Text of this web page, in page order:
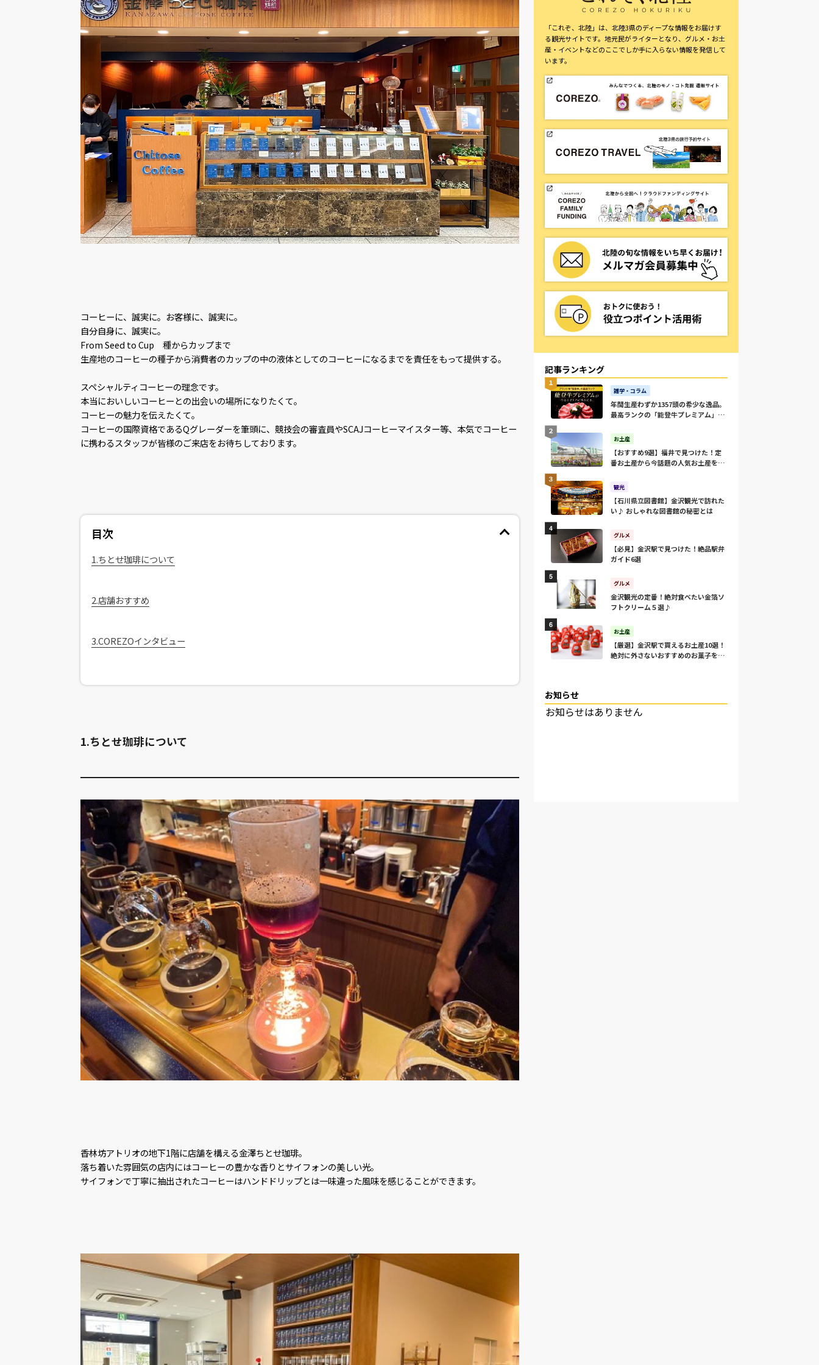
コーヒーに、誠実に。お客様に、誠実に。
自分自身に、誠実に。
From Seed to Cup 種からカップまで
生産地のコーヒーの種子から消費者のカップの中の液体としてのコーヒーになるまでを責任をもって提供する。
スペシャルティコーヒーの理念です。
本当においしいコーヒーとの出会いの場所になりたくて。
コーヒーの魅力を伝えたくて。
コーヒーの国際資格であるQグレーダーを筆頭に、競技会の審査員やSCAJコーヒーマイスター等、本気でコーヒー
に携わるスタッフが皆様のご来店をお待ちしております。
目次
1.ちとせ珈琲について
2.店舗おすすめ
3.COREZOインタビュー
1.ちとせ珈琲について
香林坊アトリオの地下1階に店舗を構える金澤ちとせ珈琲。
落ち着いた雰囲気の店内にはコーヒーの豊かな香りとサイフォンの美しい光。
サイフォンで丁寧に抽出されたコーヒーはハンドドリップとは一味違った風味を感じることができます。
「これぞ、北陸」は、北陸3県のディープな情報をお届けす
る観光サイトです。地元民がライターとなり、グルメ・お土
産・イベントなどのここでしか手に入らない情報を発信して
います。
記事ランキング
雑学・コラム
年間生産わずか1357頭の希少な逸品。
最高ランクの「能登牛プレミアム」を
お土産
【おすすめ9選】福井で見つけた！定
番お土産から今話題の人気お土産をご
観光
【石川県立図書館】金沢観光で訪れた
い♪ おしゃれな図書館の秘密とは
グルメ
【必見】金沢駅で見つけた！絶品駅弁
ガイド6選
グルメ
金沢観光の定番！絶対食べたい金箔ソ
フトクリーム５選♪
お土産
【厳選】金沢駅で買えるお土産10選！
絶対に外さないおすすめのお菓子をご
お知らせ
お知らせはありません